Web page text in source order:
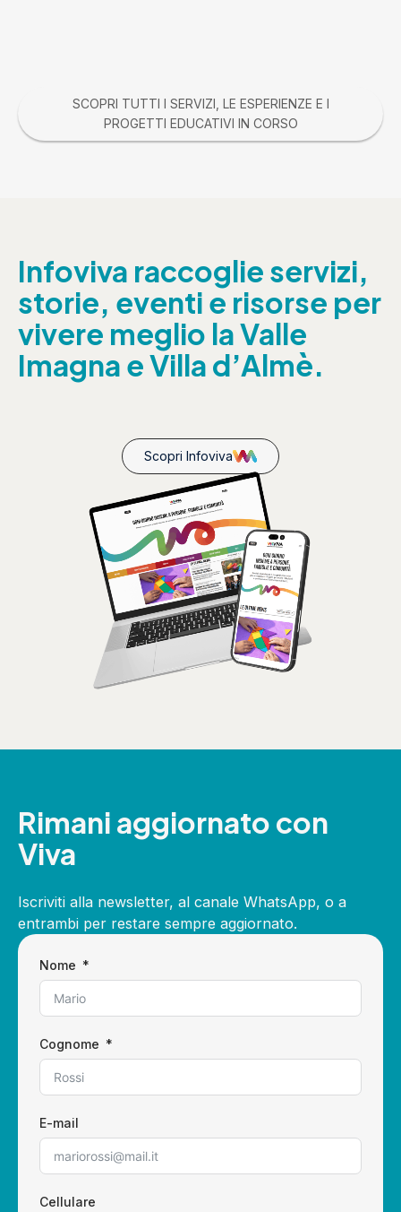
SCOPRI TUTTI I SERVIZI, LE ESPERIENZE E I
PROGETTI EDUCATIVI IN CORSO
Infoviva raccoglie servizi,
storie, eventi e risorse per
vivere meglio la Valle
Imagna e Villa d’Almè.
Scopri Infoviva
Rimani aggiornato con
Viva
Iscriviti alla newsletter, al canale WhatsApp, o a
entrambi per restare sempre aggiornato.
Nome
Cognome
E-mail
Cellulare